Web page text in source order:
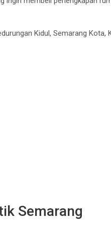
Kidul, Semarang
Semarang